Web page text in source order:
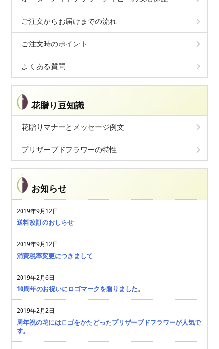
ご注文からお届けまでの流れ
ご注文時のポイント
よくある質問
花贈り豆知識
花贈りマナーとメッセージ例文
プリザーブドフラワーの特性
お知らせ
2019年9月12日
送料改訂のおしらせ
2019年9月12日
消費税率変更につきまして
2019年2月6日
10周年のお祝いにロゴマークを贈りました。
2019年2月2日
周年祝の花にはロゴをかたどったプリザーブドフラワーが人気で
す。